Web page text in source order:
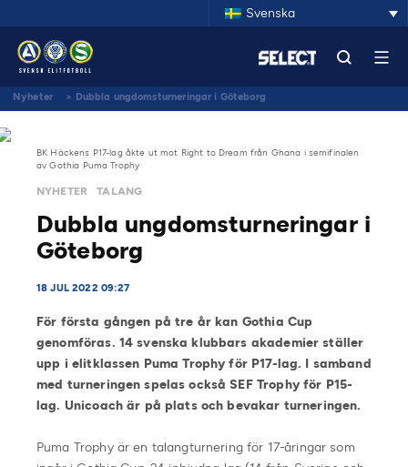
Svenska
Nyheter > Dubbla ungdomsturneringar i Göteborg
BK Häckens P17-lag åkte ut mot Right to Dream från Ghana i semifinalen
av Gothia Puma Trophy
NYHETER TALANG
Dubbla ungdomsturneringar i
Göteborg
18 JUL 2022 09:27
För första gången på tre år kan Gothia Cup
genomföras. 14 svenska klubbars akademier ställer
upp i elitklassen Puma Trophy för P17-lag. I samband
med turneringen spelas också SEF Trophy för P15-
lag. Unicoach är på plats och bevakar turneringen.
Puma Trophy är en talangturnering för 17-åringar som